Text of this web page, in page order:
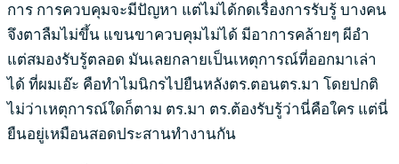
การ การควบคุมจะมีปัญหา แต่ไม่ได้กดเรื่องการรับรู้ บางคน
จึงตาลืมไม่ขึ้น แขนขาควบคุมไม่ได้ มีอาการคล้ายๆ ผีอำ
แต่สมองรับรู้ตลอด มันเลยกลายเป็นเหตุการณ์ที่ออกมาเล่า
ได้ ที่ผมเอ๊ะ คือทำไมนิกรไปยืนหลังตร.ตอนตร.มา โดยปกติ
ไม่ว่าเหตุการณ์ใดก็ตาม ตร.มา ตร.ต้องรับรู้ว่านี่คือใคร แต่นี่
ยืนอยู่เหมือนสอดประสานทำงานกัน